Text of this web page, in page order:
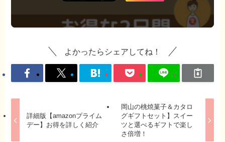
よかったらシェアしてね！
詳細版【amazonプライム
デー】お得を詳しく紹介
岡山の桃焼菓子＆カタロ
グギフトセット】スイー
ツと選べるギフトで楽し
さ倍増！